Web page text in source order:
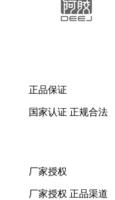
正品保证
国家认证 正规合法
厂家授权
厂家授权 正品渠道